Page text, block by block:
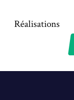
Réalisations